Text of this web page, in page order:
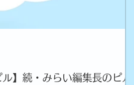
ル】続・みらい編集長のピル